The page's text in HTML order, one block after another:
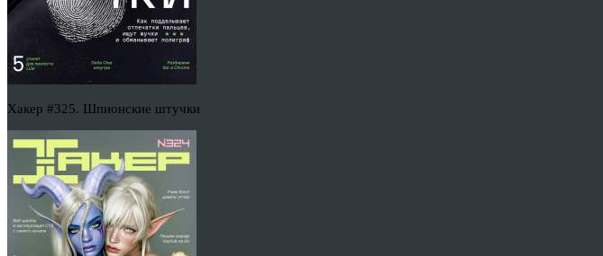
Хакер #325. Шпионские штучки